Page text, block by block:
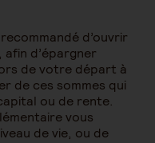
d’ouvrir
afin d’épargner
de votre départ à
de ces sommes qui
ou de rente.
vous
de vie, ou de